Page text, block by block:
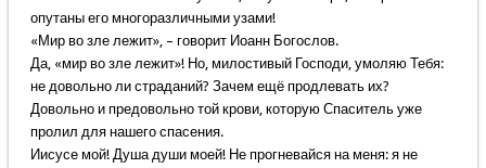
опутаны его многоразличными узами!
«Мир во зле лежит», – говорит Иоанн Богослов.
Да, «мир во зле лежит»! Но, милостивый Господи, умоляю Тебя:
не довольно ли страданий? Зачем ещё продлевать их?
Довольно и предовольно той крови, которую Спаситель уже
пролил для нашего спасения.
Иисусе мой! Душа души моей! Не прогневайся на меня: я не